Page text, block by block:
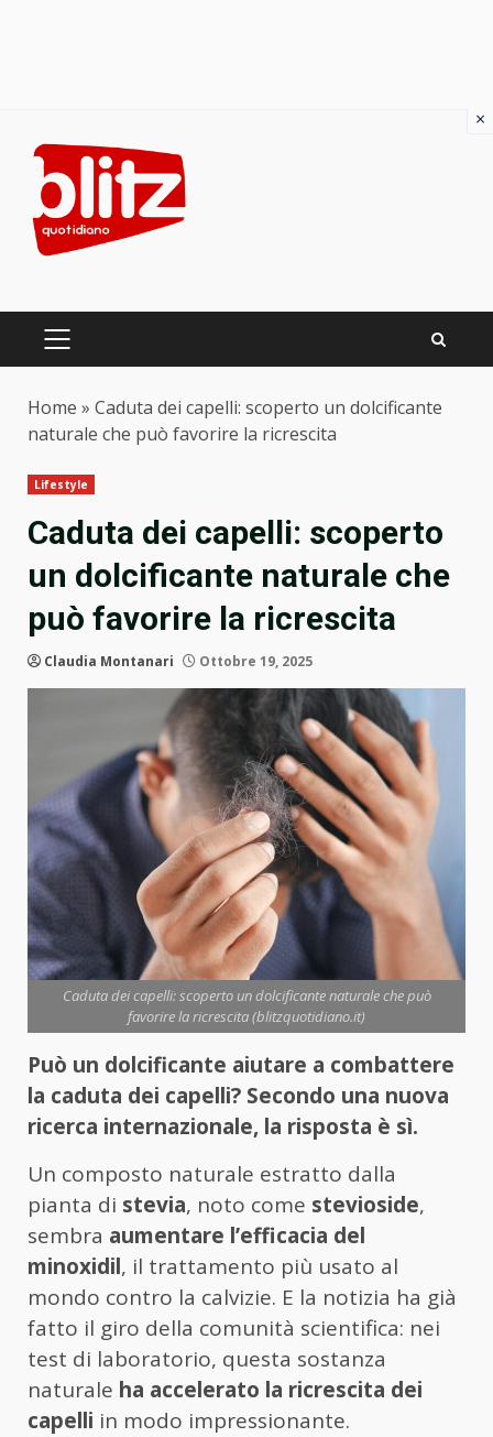
content
PRIMARY
Home » Caduta dei capelli: scoperto un dolcificante
naturale che può favorire la ricrescita
Lifestyle
Caduta dei capelli: scoperto
un dolcificante naturale che
può favorire la ricrescita
Claudia Montanari Ottobre 19, 2025
Caduta dei capelli: scoperto un dolcificante naturale che può
favorire la ricrescita (blitzquotidiano.it)
Può un dolcificante aiutare a combattere
la caduta dei capelli? Secondo una nuova
ricerca internazionale, la risposta è sì.
Un composto naturale estratto dalla
pianta di stevia, noto come stevioside,
sembra aumentare l’efficacia del
minoxidil, il trattamento più usato al
mondo contro la calvizie. E la notizia ha già
fatto il giro della comunità scientifica: nei
test di laboratorio, questa sostanza
naturale ha accelerato la ricrescita dei
capelli in modo impressionante.
×